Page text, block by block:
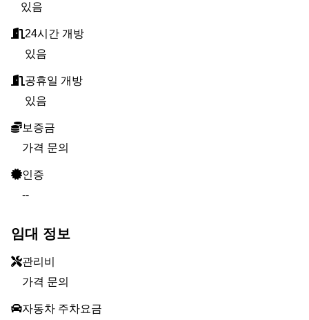
있음
24시간 개방
있음
공휴일 개방
있음
보증금
가격 문의
인증
--
임대 정보
관리비
가격 문의
자동차 주차요금